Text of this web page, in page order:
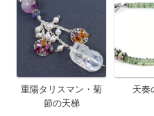
重陽タリスマン・菊
節の天梯
天奏